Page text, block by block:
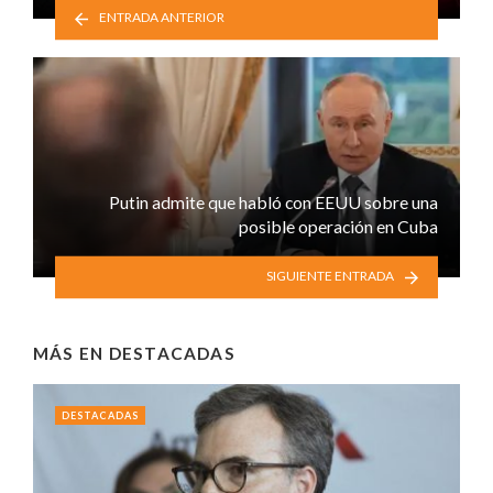
ENTRADA ANTERIOR
Putin admite que habló con EEUU sobre una
posible operación en Cuba
SIGUIENTE ENTRADA
MÁS EN DESTACADAS
DESTACADAS